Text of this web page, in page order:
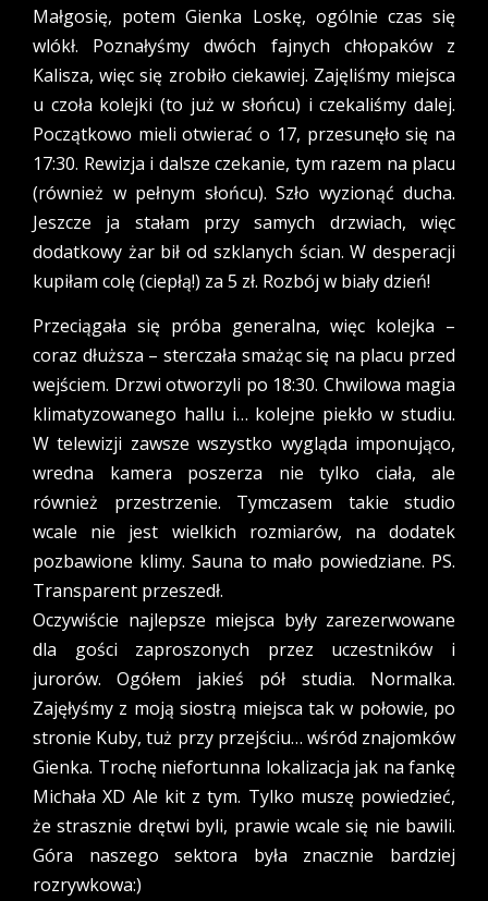
Małgosię, potem Gienka Loskę, ogólnie czas się
wlókł. Poznałyśmy dwóch fajnych chłopaków z
Kalisza, więc się zrobiło ciekawiej. Zajęliśmy miejsca
u czoła kolejki (to już w słońcu) i czekaliśmy dalej.
Początkowo mieli otwierać o 17, przesunęło się na
17:30. Rewizja i dalsze czekanie, tym razem na placu
(również w pełnym słońcu). Szło wyzionąć ducha.
Jeszcze ja stałam przy samych drzwiach, więc
dodatkowy żar bił od szklanych ścian. W desperacji
kupiłam colę (ciepłą!) za 5 zł. Rozbój w biały dzień!
Przeciągała się próba generalna, więc kolejka –
coraz dłuższa – sterczała smażąc się na placu przed
wejściem. Drzwi otworzyli po 18:30. Chwilowa magia
klimatyzowanego hallu i… kolejne piekło w studiu.
W telewizji zawsze wszystko wygląda imponująco,
wredna kamera poszerza nie tylko ciała, ale
również przestrzenie. Tymczasem takie studio
wcale nie jest wielkich rozmiarów, na dodatek
pozbawione klimy. Sauna to mało powiedziane. PS.
Transparent przeszedł.
Oczywiście najlepsze miejsca były zarezerwowane
dla gości zaproszonych przez uczestników i
jurorów. Ogółem jakieś pół studia. Normalka.
Zajęłyśmy z moją siostrą miejsca tak w połowie, po
stronie Kuby, tuż przy przejściu… wśród znajomków
Gienka. Trochę niefortunna lokalizacja jak na fankę
Michała XD Ale kit z tym. Tylko muszę powiedzieć,
że strasznie drętwi byli, prawie wcale się nie bawili.
Góra naszego sektora była znacznie bardziej
rozrywkowa:)